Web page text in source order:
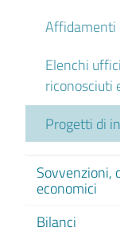
Affidamenti
Elenchi
riconosciuti
Progetti di
Sovvenzioni,
economici
Bilanci